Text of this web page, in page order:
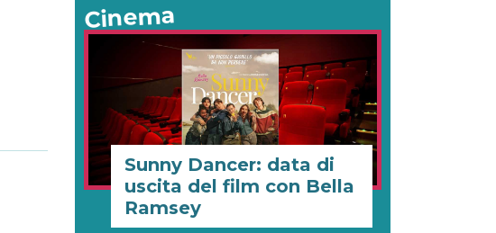
Cinema
Sunny Dancer: data di
uscita del film con Bella
Ramsey